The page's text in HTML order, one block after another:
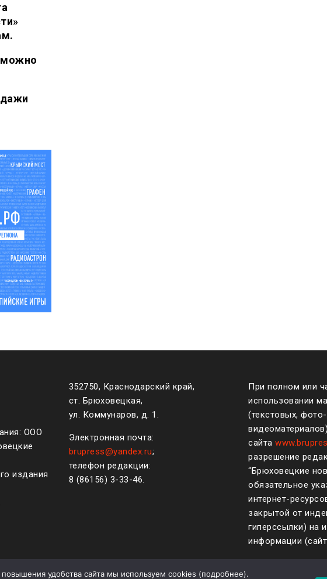
можно
ООО
издания
352750, Краснодарский край,
ст. Брюховецкая,
ул. Коммунаров, д. 1.
Электронная почта:
brupress@yandex.ru;
телефон редакции:
8 (861 56) 3-33-46.
При полном или
использовании
(текстовых,
сайта
разрешение
“Брюховецкие
обязательное
интернет-
закрытой от
гиперссылки) на
информации (сайт
удобства сайта мы используем cookies (подробнее).